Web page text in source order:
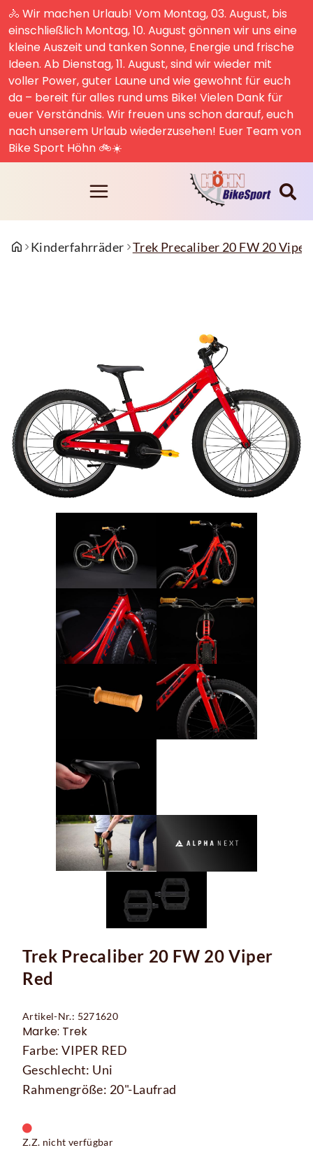
🚴 Wir machen Urlaub! Vom Montag, 03. August, bis
einschließlich Montag, 10. August gönnen wir uns eine
kleine Auszeit und tanken Sonne, Energie und frische
Ideen. Ab Dienstag, 11. August, sind wir wieder mit
voller Power, guter Laune und wie gewohnt für euch
da – bereit für alles rund ums Bike! Vielen Dank für
euer Verständnis. Wir freuen uns schon darauf, euch
nach unserem Urlaub wiederzusehen! Euer Team von
Bike Sport Höhn 🚲☀️
Kinderfahrräder Trek Precaliber 20 FW 20 Viper
Trek Precaliber 20 FW 20 Viper
Red
Artikel-Nr.: 5271620
Marke: Trek
Farbe: VIPER RED
Geschlecht: Uni
Rahmengröße: 20"-Laufrad
Z.Z. nicht verfügbar